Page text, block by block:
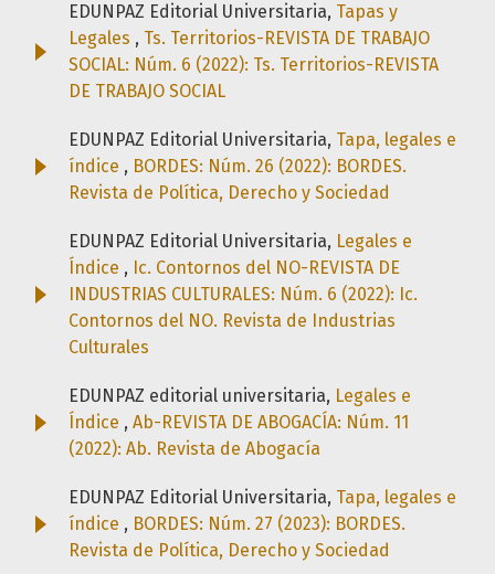
EDUNPAZ Editorial Universitaria, Tapas y
Legales , Ts. Territorios-REVISTA DE TRABAJO
SOCIAL: Núm. 6 (2022): Ts. Territorios-REVISTA
DE TRABAJO SOCIAL
EDUNPAZ Editorial Universitaria, Tapa, legales e
índice , BORDES: Núm. 26 (2022): BORDES.
Revista de Política, Derecho y Sociedad
EDUNPAZ Editorial Universitaria, Legales e
Índice , Ic. Contornos del NO-REVISTA DE
INDUSTRIAS CULTURALES: Núm. 6 (2022): Ic.
Contornos del NO. Revista de Industrias
Culturales
EDUNPAZ editorial universitaria, Legales e
Índice , Ab-REVISTA DE ABOGACÍA: Núm. 11
(2022): Ab. Revista de Abogacía
EDUNPAZ Editorial Universitaria, Tapa, legales e
índice , BORDES: Núm. 27 (2023): BORDES.
Revista de Política, Derecho y Sociedad